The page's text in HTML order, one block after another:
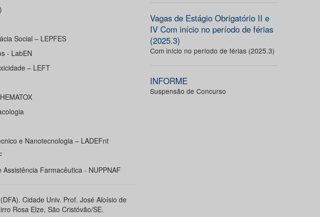
Social – LEPFES
- LabEN
– LEFT
e Nanotecnologia – LADEFnt
Farmacêutica - NUPPNAF
Cidade Univ. Prof. José Aloísio de
Rosa Elze, São Cristóvão/SE.
Vagas de Estágio Obrigatório II e
IV Com início no período de férias
(2025.3)
Com início no período de férias (2025.3)
INFORME
Suspensão de Concurso